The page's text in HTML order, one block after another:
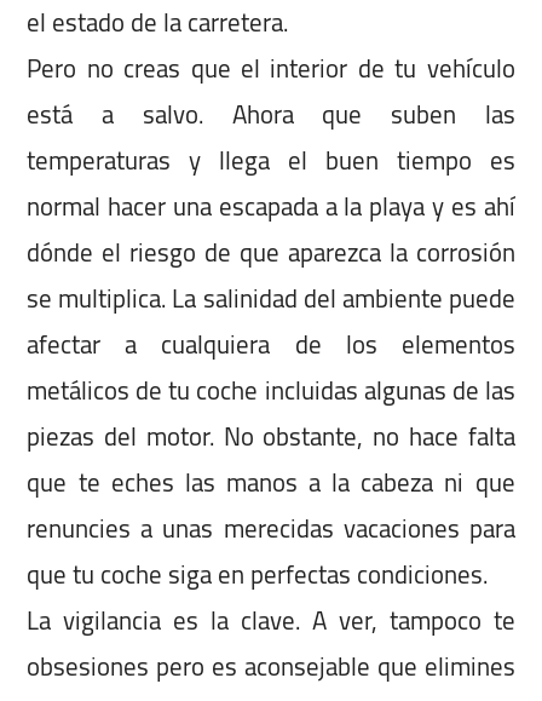
el estado de la carretera.
Pero no creas que el interior de tu vehículo
está a salvo. Ahora que suben las
temperaturas y llega el buen tiempo es
normal hacer una escapada a la playa y es ahí
dónde el riesgo de que aparezca la corrosión
se multiplica. La salinidad del ambiente puede
afectar a cualquiera de los elementos
metálicos de tu coche incluidas algunas de las
piezas del motor. No obstante, no hace falta
que te eches las manos a la cabeza ni que
renuncies a unas merecidas vacaciones para
que tu coche siga en perfectas condiciones.
La vigilancia es la clave. A ver, tampoco te
obsesiones pero es aconsejable que elimines